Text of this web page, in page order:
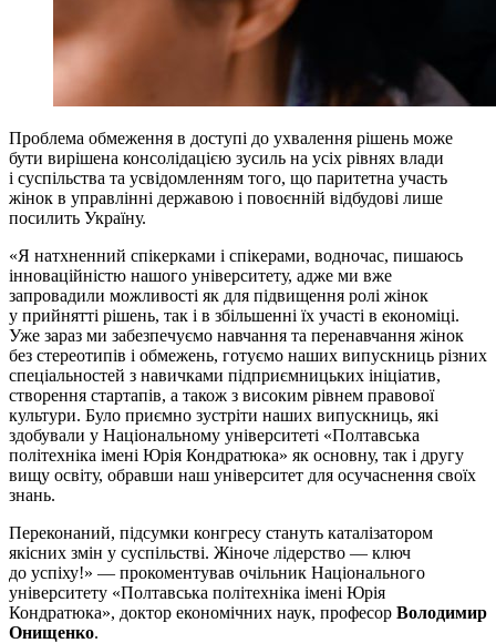
Проблема обмеження в доступі до ухвалення рішень може
бути вирішена консолідацією зусиль на усіх рівнях влади
і суспільства та усвідомленням того, що паритетна участь
жінок в управлінні державою і повоєнній відбудові лише
посилить Україну.
«Я натхненний спікерками і спікерами, водночас, пишаюсь
інноваційністю нашого університету, адже ми вже
запровадили можливості як для підвищення ролі жінок
у прийнятті рішень, так і в збільшенні їх участі в економіці.
Уже зараз ми забезпечуємо навчання та перенавчання жінок
без стереотипів і обмежень, готуємо наших випускниць різних
спеціальностей з навичками підприємницьких ініціатив,
створення стартапів, а також з високим рівнем правової
культури. Було приємно зустріти наших випускниць, які
здобували у Національному університеті «Полтавська
політехніка імені Юрія Кондратюка» як основну, так і другу
вищу освіту, обравши наш університет для осучаснення своїх
знань.
Переконаний, підсумки конгресу стануть каталізатором
якісних змін у суспільстві. Жіноче лідерство — ключ
до успіху!» — прокоментував очільник Національного
університету «Полтавська політехніка імені Юрія
Кондратюка», доктор економічних наук, професор Володимир
Онищенко.